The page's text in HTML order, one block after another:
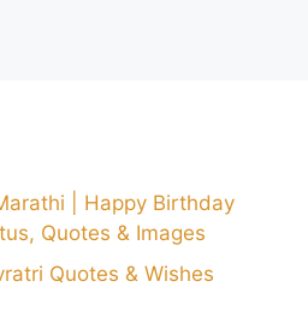
| Happy Birthday
Quotes & Images
Quotes & Wishes